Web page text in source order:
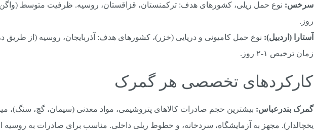
سرخس:
روز.
آستارا (اردبیل): نوع حمل کامیونی و دریایی (خزر)، کشورهای هدف: آذربایجان، روسیه (از
زمان ترخیص ۱-۲ روز.
گمرک بندرعباس: بیشترین حجم صادرات کالاهای پتروشیمی، مواد معدنی (سیمان، گچ، سنگ)،
یخچالدار). مجهز به آزمایشگاه، سردخانه، و خطوط ریلی داخلی. مناسب برای صادرات به روسیه